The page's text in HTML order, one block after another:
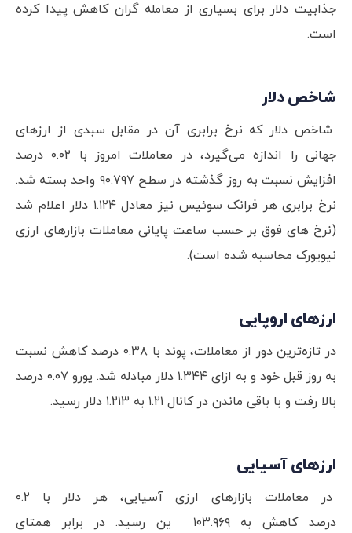
جذابیت دلار برای بسیاری از معامله گران کاهش پیدا کرده
است.
شاخص دلار
شاخص دلار که نرخ برابری آن در مقابل سبدی از ارزهای
جهانی را اندازه می‌گیرد، در معاملات امروز با ۰.۰۲ درصد
افزایش نسبت به روز گذشته در سطح ۹۰.۷۹۷ واحد بسته شد.
نرخ برابری هر فرانک سوئیس نیز معادل ۱.۱۲۴ دلار اعلام شد
(نرخ های فوق بر حسب ساعت پایانی معاملات بازارهای ارزی
نیویورک محاسبه شده است).
ارزهای اروپایی
در تازه‌ترین دور از معاملات، پوند با ۰.۳۸ درصد کاهش نسبت
به روز قبل خود و به ازای ۱.۳۴۴ دلار مبادله شد. یورو ۰.۰۷ درصد
بالا رفت و با باقی ماندن در کانال ۱.۲۱ به ۱.۲۱۳ دلار رسید.
ارزهای آسیایی
در معاملات بازارهای ارزی آسیایی، هر دلار با ۰.۲
درصد کاهش به ۱۰۳.۹۶۹ ین رسید. در برابر همتای